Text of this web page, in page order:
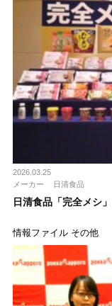
2026.03.25
メーカー
日清食品
日清食品「完全メシ
情報ファイル その他